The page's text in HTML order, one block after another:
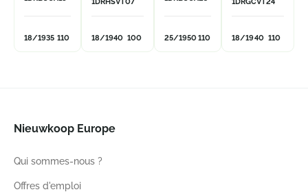
18/1935 110 18/1940 100 25/1950110 18/1940 110
Nieuwkoop Europe
Qui sommes-nous ?
Offres d'emploi